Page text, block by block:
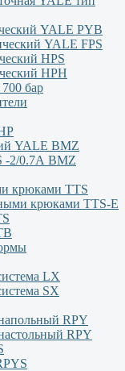
YALE PYB
YALE FPS
HPS
HPН
бар
YALE BMZ
-2/0.7А BMZ
крюками TTS
крюками TTS-Е
LX
SX
RPY
RPY